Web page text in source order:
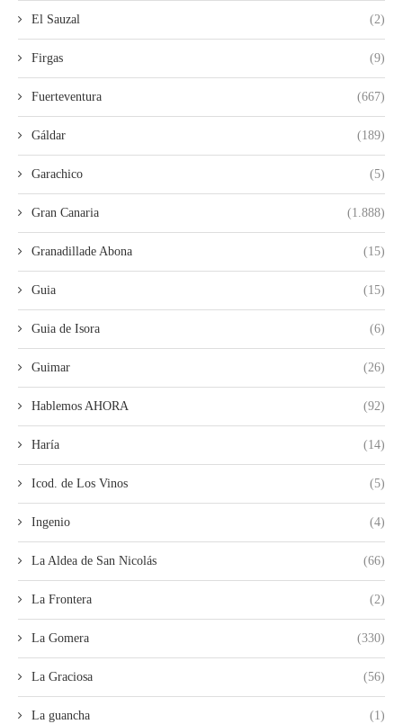
El Sauzal (2)
Firgas (9)
Fuerteventura (667)
Gáldar (189)
Garachico (5)
Gran Canaria (1.888)
Granadillade Abona (15)
Guia (15)
Guia de Isora (6)
Guimar (26)
Hablemos AHORA (92)
Haría (14)
Icod. de Los Vinos (5)
Ingenio (4)
La Aldea de San Nicolás (66)
La Frontera (2)
La Gomera (330)
La Graciosa (56)
La guancha (1)